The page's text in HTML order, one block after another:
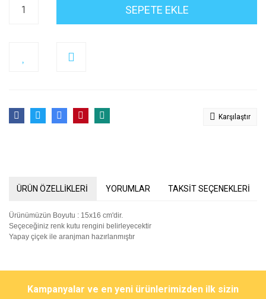
SEPETE EKLE
Karşılaştır
ÜRÜN ÖZELLİKLERİ YORUMLAR TAKSİT SEÇENEKLERİ
Ürünümüzün Boyutu : 15x16 cm'dir.
Seçeceğiniz renk kutu rengini belirleyecektir
Yapay çiçek ile aranjman hazırlanmıştır
Bu ürüne ilk yorumu siz yapın!
tarafımıza iletebilirsiniz.
Kampanyalar ve en yeni ürünlerimizden ilk sizin